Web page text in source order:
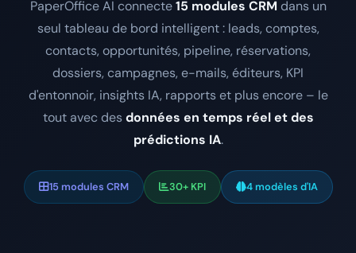
PaperOffice AI connecte15 modules CRM dans un
seul tableau de bord intelligent : leads, comptes,
contacts, opportunités, pipeline, réservations,
dossiers, campagnes, e-mails, éditeurs, KPI
d'entonnoir, insights IA, rapports et plus encore – le
tout avec desdonnées en temps réel et des
prédictions IA.
15 modules CRM 30+ KPI 4 modèles d'IA